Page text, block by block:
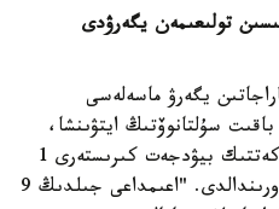
تولىعىمەن يگەرۋدى
يگەرۋ ماسەلەسى
سۇلتانوۆتىڭ ايتۋىنشا،
2016 -جىلدىڭ 9 ايىندا مەملەكەتتىك بيۋدجەت كىرىستەرى 1
تريلليون تەڭگەگە جۋىق اسىرا ورىندالدى. "اعىمداعى جىلدىڭ 9